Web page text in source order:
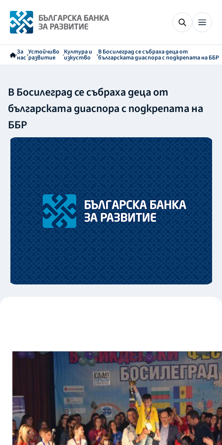
За
нас
Устойчиво
развитие
Култура и
изкуство
В Босилеград се събраха деца от
българската диаспора с подкрепата на ББР
В Босилеград се събраха деца от
българската диаспора с подкрепата на
ББР